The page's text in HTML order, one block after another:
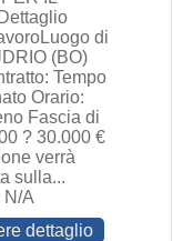
di
(BO)
Tempo
Orario:
Fascia di
? 30.000 €
verrà
sulla...
N/A
dettaglio